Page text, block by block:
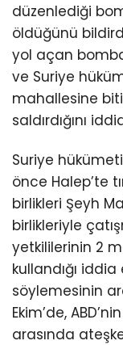
düzenlediği
öldüğünü
yol açan
ve Suriye
mahallesine
saldırdığını
Suriye
önce Halep’te
birlikleri Şeyh
birlikleriyle
yetkililerinin 2
kullandığı
söylemesinin
Ekim’de,
arasında